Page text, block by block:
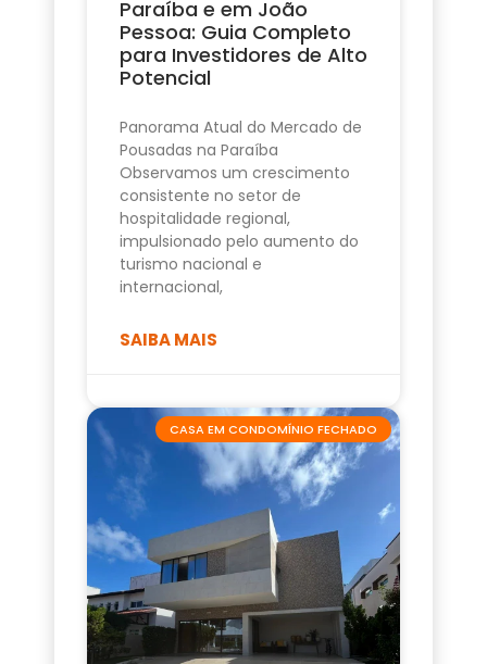
Paraíba e em João
Pessoa: Guia Completo
para Investidores de Alto
Potencial
Panorama Atual do Mercado de
Pousadas na Paraíba
Observamos um crescimento
consistente no setor de
hospitalidade regional,
impulsionado pelo aumento do
turismo nacional e
internacional,
SAIBA MAIS
CASA EM CONDOMÍNIO FECHADO